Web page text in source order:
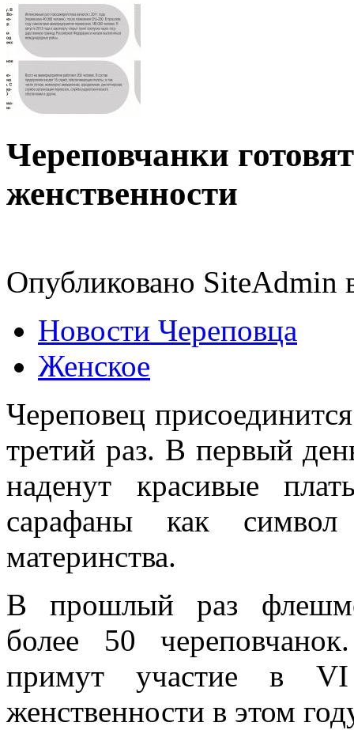
Череповчанки
женственности
Опубликовано SiteAdmin
Новости Череповца
Женское
Череповец
третий раз. В первый
наденут красивые
сарафаны как
материнства.
В прошлый раз
более 50
примут участие в
женственности в этом